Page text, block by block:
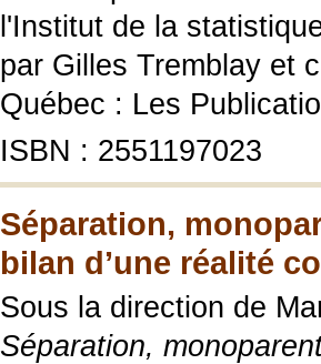
l'Institut de la
par Gilles Tremblay et
Québec : Les
ISBN : 2551197023
Séparation,
bilan d’une réalité
Sous la direction de
Séparation,